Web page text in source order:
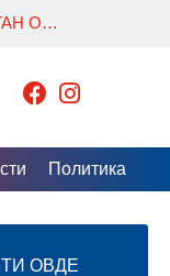
БРНАБИЋ И КОЛГАН О ЕВРОПСКОМ ПУТУ СРБИЈЕ И ЈАЧАЊУ САРАДЊЕ СА ИРСКОМ
Политика
ОВДЕ